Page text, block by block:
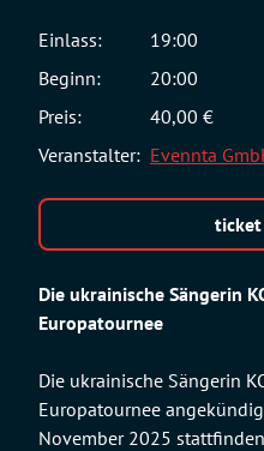
Die ukrainische Sängerin
Europatournee
Die ukrainische Sängerin
Europatournee
November 2025
Einlass:
19:00
Beginn:
20:00
Preis:
40,00 €
Veranstalter: Evennta
ticket